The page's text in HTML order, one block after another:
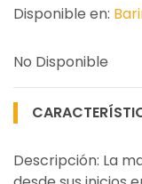
Disponible en:
No Disponible
Descripción: La